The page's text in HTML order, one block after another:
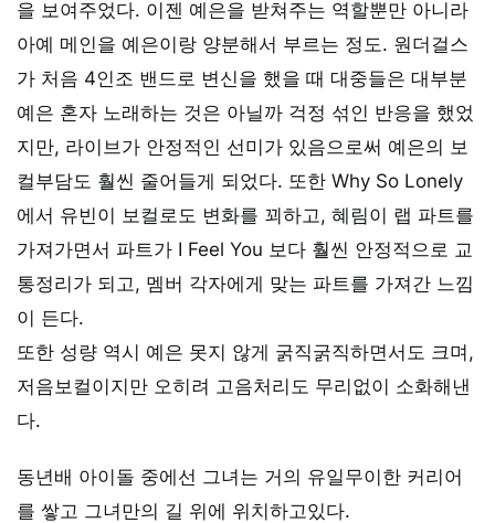
을 보여주었다. 이젠 예은을 받쳐주는 역할뿐만 아니라
아예 메인을 예은이랑 양분해서 부르는 정도. 원더걸스
가 처음 4인조 밴드로 변신을 했을 때 대중들은 대부분
예은 혼자 노래하는 것은 아닐까 걱정 섞인 반응을 했었
지만, 라이브가 안정적인 선미가 있음으로써 예은의 보
컬부담도 훨씬 줄어들게 되었다. 또한 Why So Lonely
에서 유빈이 보컬로도 변화를 꾀하고, 혜림이 랩 파트를
가져가면서 파트가 I Feel You 보다 훨씬 안정적으로 교
통정리가 되고, 멤버 각자에게 맞는 파트를 가져간 느낌
이 든다.
또한 성량 역시 예은 못지 않게 굵직굵직하면서도 크며,
저음보컬이지만 오히려 고음처리도 무리없이 소화해낸
다.
동년배 아이돌 중에선 그녀는 거의 유일무이한 커리어
를 쌓고 그녀만의 길 위에 위치하고있다.